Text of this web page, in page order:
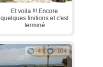
Et voila !!! Encore
quelques finitions et c'est
terminé
4 104